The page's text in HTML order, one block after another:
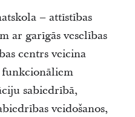
– attīstības
ar garīgās veselības
centrs veicina
sabiedrībā,
veidošanos,